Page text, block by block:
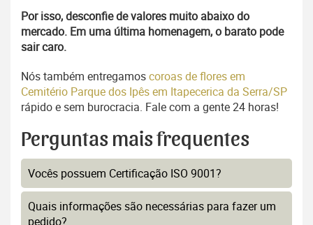
Por isso, desconfie de valores muito abaixo do
mercado. Em uma última homenagem, o barato pode
sair caro.
Nós também entregamoscoroas de flores em
Cemitério Parque dos Ipês em Itapecerica da Serra/SP
rápido e sem burocracia. Fale com a gente 24 horas!
Perguntas mais frequentes
Vocês possuem Certificação ISO 9001?
Quais informações são necessárias para fazer um
pedido?